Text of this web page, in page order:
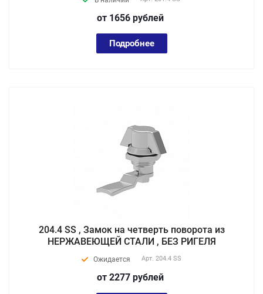
от 1656 рублей
Подробнее
204.4 SS , Замок на четверть поворота из
НЕРЖАВЕЮЩЕЙ СТАЛИ , БЕЗ РИГЕЛЯ
Ожидается Арт. 204.4 SS
от 2277 рублей